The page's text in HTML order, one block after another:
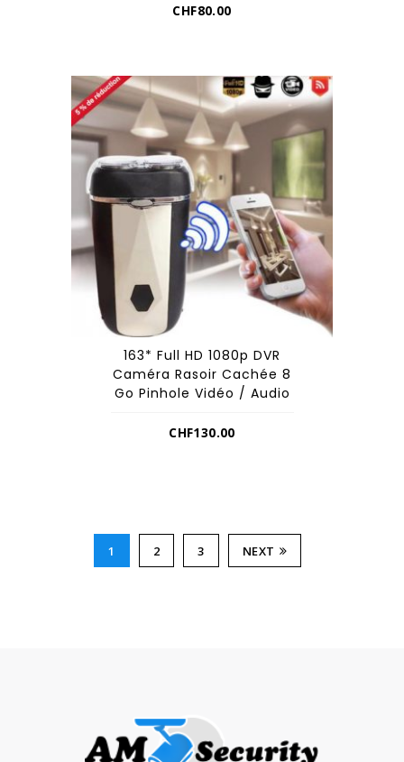
CHF80.00
163* Full HD 1080p DVR
Caméra Rasoir Cachée 8
Go Pinhole Vidéo / Audio
CHF130.00
1 2 3 NEXT